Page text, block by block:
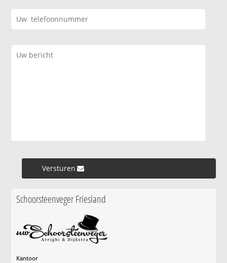
Versturen »
Schoorsteenveger Friesland
Kantoor